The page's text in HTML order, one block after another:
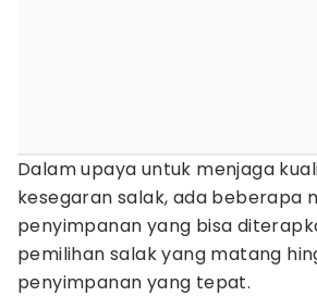
Dalam upaya untuk menjaga
kesegaran salak, ada beberapa
penyimpanan yang bisa
pemilihan salak yang matang
penyimpanan yang tepat.